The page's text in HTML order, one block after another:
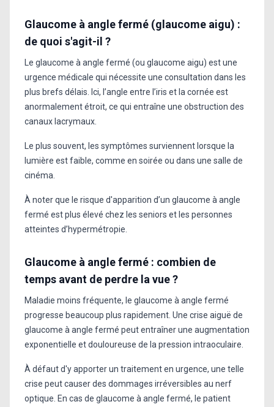
Glaucome à angle fermé (glaucome aigu) :
de quoi s'agit-il ?
Le glaucome à angle fermé (ou glaucome aigu) est une
urgence médicale qui nécessite une consultation dans les
plus brefs délais. Ici, l’angle entre l’iris et la cornée est
anormalement étroit, ce qui entraîne une obstruction des
canaux lacrymaux.
Le plus souvent, les symptômes surviennent lorsque la
lumière est faible, comme en soirée ou dans une salle de
cinéma.
À noter que le risque d'apparition d’un glaucome à angle
fermé est plus élevé chez les seniors et les personnes
atteintes d’hypermétropie.
Glaucome à angle fermé : combien de
temps avant de perdre la vue ?
Maladie moins fréquente, le glaucome à angle fermé
progresse beaucoup plus rapidement. Une crise aiguë de
glaucome à angle fermé peut entraîner une augmentation
exponentielle et douloureuse de la pression intraoculaire.
À défaut d'y apporter un traitement en urgence, une telle
crise peut causer des dommages irréversibles au nerf
optique. En cas de glaucome à angle fermé, le patient